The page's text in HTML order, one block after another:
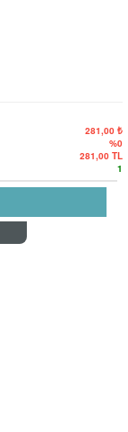
281,00 ₺
%0
281,00 TL
1